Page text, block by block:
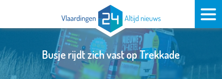
Busje rijdt zich vast op Trekkade